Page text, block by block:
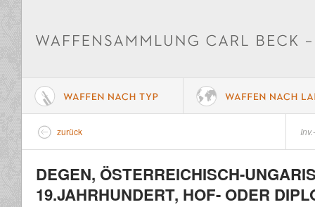
zurück
DEGEN, ÖSTERREICHISCH-
19.JAHRHUNDERT, HOF- ODER